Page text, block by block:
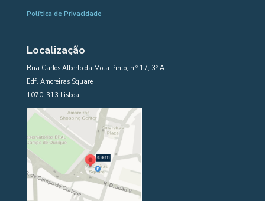
Política de Privacidade
Localização
Rua Carlos Alberto da Mota Pinto, n.º 17, 3º A
Edf. Amoreiras Square
1070-313 Lisboa